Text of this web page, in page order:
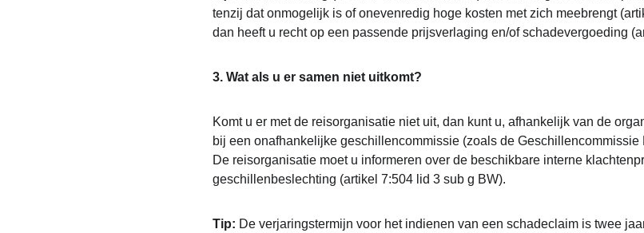
tenzij dat onmogelijk is of onevenredig hoge kosten met zich meebrengt
dan heeft u recht op een passende prijsverlaging en/of schadevergoeding
3. Wat als u er samen niet uitkomt?
Komt u er met de reisorganisatie niet uit, dan kunt u, afhankelijk van de
bij een onafhankelijke geschillencommissie (zoals de Geschillencommissie
De reisorganisatie moet u informeren over de beschikbare interne
geschillenbeslechting (artikel 7:504 lid 3 sub g BW).
Tip: De verjaringstermijn voor het indienen van een schadeclaim is twee